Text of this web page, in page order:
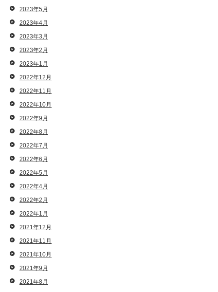
2023年5月
2023年4月
2023年3月
2023年2月
2023年1月
2022年12月
2022年11月
2022年10月
2022年9月
2022年8月
2022年7月
2022年6月
2022年5月
2022年4月
2022年2月
2022年1月
2021年12月
2021年11月
2021年10月
2021年9月
2021年8月